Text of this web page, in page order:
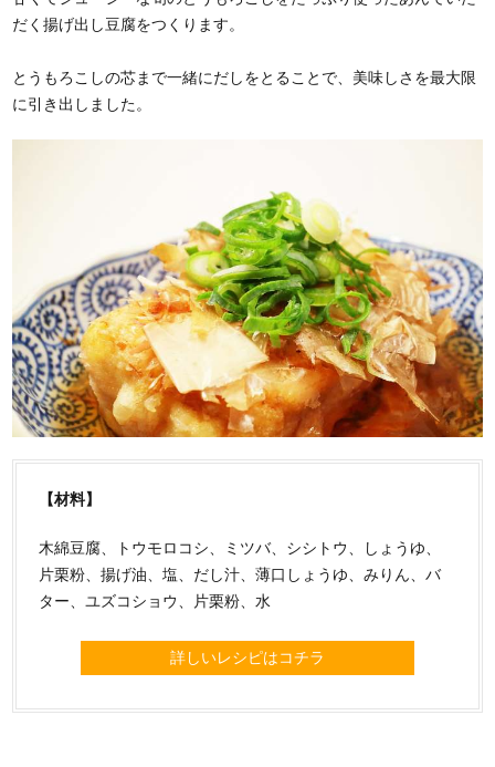
だく揚げ出し豆腐をつくります。
とうもろこしの芯まで一緒にだしをとることで、美味しさを最大限
に引き出しました。
【材料】
木綿豆腐、トウモロコシ、ミツバ、シシトウ、しょうゆ、
片栗粉、揚げ油、塩、だし汁、薄口しょうゆ、みりん、バ
ター、ユズコショウ、片栗粉、水
詳しいレシピはコチラ